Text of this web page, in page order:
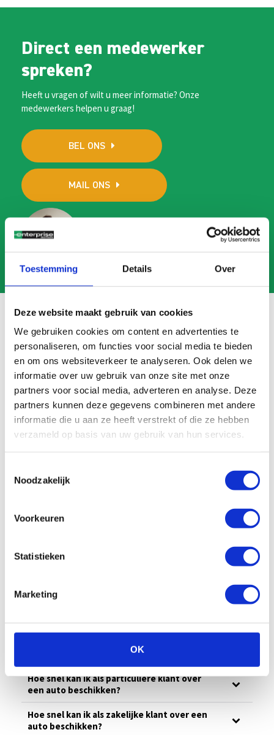
Toestemming Details Over
Deze website maakt gebruik van cookies
We gebruiken cookies om content en advertenties te
personaliseren, om functies voor social media te bieden
en om ons websiteverkeer te analyseren. Ook delen we
informatie over uw gebruik van onze site met onze
partners voor social media, adverteren en analyse. Deze
partners kunnen deze gegevens combineren met andere
informatie die u aan ze heeft verstrekt of die ze hebben
verzameld op basis van uw gebruik van hun services.
Noodzakelijk
Voorkeuren
Statistieken
Marketing
OK
Direct een medewerker
spreken?
Heeft u vragen of wilt u meer informatie? Onze
medewerkers helpen u graag!
BEL ONS
MAIL ONS
Veelgestelde vragen
Search
FAQ
All Algemeen Schade/onderhoud
Ons wagenpark Financieel Vragen vooraf
Hoe snel kan ik als particuliere klant over
een auto beschikken?
Hoe snel kan ik als zakelijke klant over een
auto beschikken?